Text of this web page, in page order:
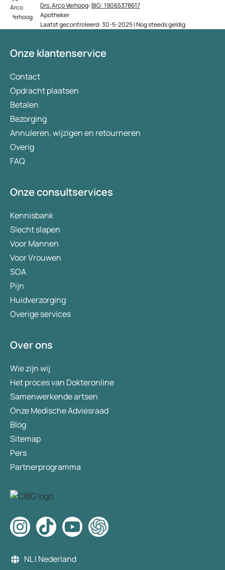
Drs. Arco Verhoog:BIG: 19065378617
Apotheker
Laatst gecontroleerd: 30-5-2025 | Nog steeds geldig
Onze klantenservice
Contact
Opdracht plaatsen
Betalen
Bezorging
Annuleren, wijzigen en retourneren
Overig
FAQ
Onze consultservices
Kennisbank
Slecht slapen
Voor Mannen
Voor Vrouwen
SOA
Pijn
Huidverzorging
Overige services
Over ons
Wie zijn wij
Het proces van Dokteronline
Samenwerkende artsen
Onze Medische Adviesraad
Blog
Sitemap
Pers
Partnerprogramma
NL | Nederland